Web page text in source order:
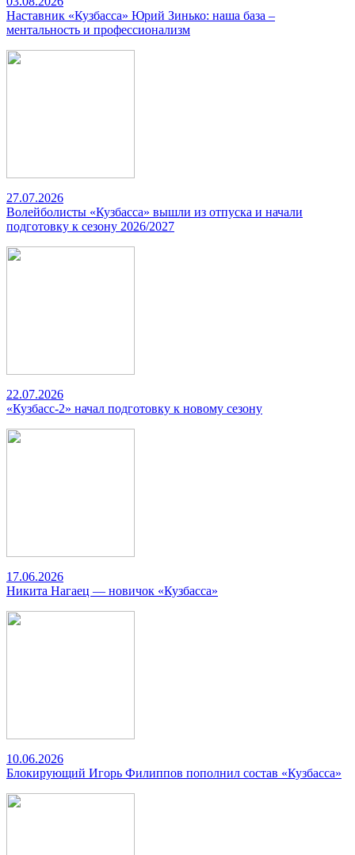
Наставник «Кузбасса» Юрий Зинько: наша база –
ментальность и профессионализм
27.07.2026
Волейболисты «Кузбасса» вышли из отпуска и начали
подготовку к сезону 2026/2027
22.07.2026
«Кузбасс-2» начал подготовку к новому сезону
17.06.2026
Никита Нагаец — новичок «Кузбасса»
10.06.2026
Блокирующий Игорь Филиппов пополнил состав «Кузбасса»